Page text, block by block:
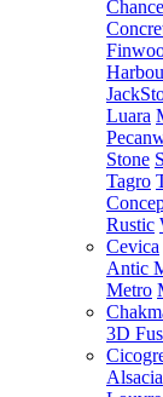
Chance
Luara
Stone
Tagro
Rustic
Cevica
Antic
Metro
3D
Alsacia